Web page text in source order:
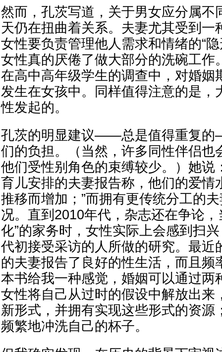
然而，孔茨写道，关于男女应分属不
天仍在扭曲着关系。夫妻尤其受到一
女性要负责管理他人需求和情绪的“
女性真的厌倦了做大部分的洗碗工作
在高中高年级学生的调查中，对婚姻
发生在女孩中。同样值得注意的是，
性发起的。
孔茨的明显建议——总是值得重复
们的负担。（当然，许多同性伴侣也
他们受性别角色的束缚较少。）她说
育儿安排的夫妻报告称，他们的爱情
推移而增加；”而拥有更传统分工的
况。直到2010年代，杂志还在争论，
化”的家务时，女性实际上会感到扫
代初接受采访的人所做的研究。最近
的夫妻报告了良好的性生活，而且频
本书给我一种感觉，婚姻可以通过两
女性将自己从过时的假设中解放出来
新形式，并拥有实现这些形式的资源
频繁地冲洗自己的杯子。